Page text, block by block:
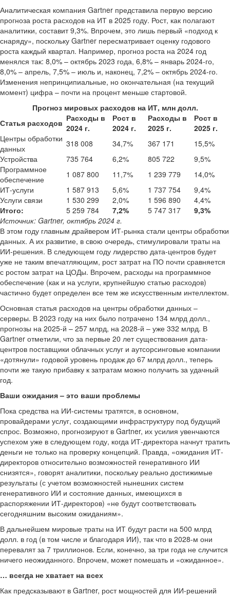
Аналитическая компания Gartner представила первую версию
прогноза роста расходов на ИТ в 2025 году. Рост, как полагают
аналитики, составит 9,3%. Впрочем, это лишь первый «подход к
снаряду», поскольку Gartner пересматривает оценку годового
роста каждый квартал. Например, прогноз роста на 2024 год
менялся так: 8,0% – октябрь 2023 года, 6,8% – январь 2024-го,
8,0% – апрель, 7,5% – июль и, наконец, 7,2% – октябрь 2024-го.
Изменения непринципиальные, но окончательная (на текущий
момент) цифра – почти на процент меньше стартовой.
Прогноз мировых расходов на ИТ, млн долл.
Статья расходов Расходы в
2024 г.
Рост в
2024 г.
Расходы в
2025 г.
Рост в
2025 г.
Центры обработки
данных
318 008 34,7% 367 171
15,5%
Устройства
735 764 6,2% 805 722
9,5%
Программное
обеспечение
1 087 800 11,7% 1 239 779
14,0%
ИТ-услуги
1 587 913 5,6% 1 737 754
9,4%
Услуги связи
1 530 299 2,0% 1 596 890
4,4%
Итого:
5 259 784 7,2% 5 747 317
9,3%
Источник: Gartner, октябрь 2024 г.
В этом году главным драйвером ИТ-рынка стали центры обработки
данных. А их развитие, в свою очередь, стимулировали траты на
ИИ-решения. В следующем году лидерство дата-центров будет
уже не таким впечатляющим, рост затрат на ПО почти сравняется
с ростом затрат на ЦОДы. Впрочем, расходы на программное
обеспечение (как и на услуги, крупнейшую статью расходов)
частично будет определен все тем же искусственным интеллектом.
Основная статья расходов на центры обработки данных –
серверы. В 2023 году на них было потрачено 134 млрд долл.,
прогнозы на 2025-й – 257 млрд, на 2028-й – уже 332 млрд. В
Gartner отметили, что за первые 20 лет существования дата-
центров поставщики облачных услуг и аутсорсинговые компании
«дотянули» годовой уровень продаж до 67 млрд долл., теперь
почти же такую прибавку к затратам можно получить за удачный
год.
Ваши ожидания – это ваши проблемы
Пока средства на ИИ-системы тратятся, в основном,
провайдерами услуг, создающими инфраструктуру под будущий
спрос. Возможно, прогнозируют в Gartner, их усилия увенчаются
успехом уже в следующем году, когда ИТ-директора начнут тратить
деньги не только на проверку концепций. Правда, «ожидания ИТ-
директоров относительно возможностей генеративного ИИ
снизятся», говорят аналитики, поскольку реально достижимые
результаты (с учетом возможностей нынешних систем
генеративного ИИ и состояние данных, имеющихся в
распоряжении ИТ-директоров) «не будут соответствовать
сегодняшним высоким ожиданиям».
В дальнейшем мировые траты на ИТ будут расти на 500 млрд
долл. в год (в том числе и благодаря ИИ), так что в 2028-м они
перевалят за 7 триллионов. Если, конечно, за три года не случится
ничего неожиданного. Впрочем, может помешать и «ожиданное».
… всегда не хватает на всех
Как предсказывают в Gartner, рост мощностей для ИИ-решений